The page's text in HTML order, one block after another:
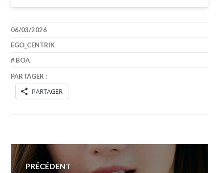
06/03/2026
EGO_CENTRIK
BOA
PARTAGER :
PARTAGER
Navigation
PRÉCÉDENT